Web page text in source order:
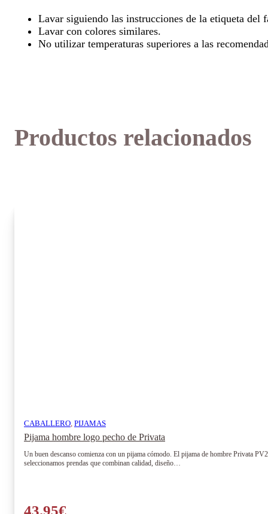
Lavar siguiendo las instrucciones de la etiqueta del
Lavar con colores similares.
No utilizar temperaturas superiores a las
Productos relacionados
CABALLERO PIJAMAS
Pijama hombre logo pecho de Privata
Un buen descanso comienza con un pijama cómodo. El pijama de hombre Privata
seleccionamos prendas que combinan calidad, diseño…
43.95€